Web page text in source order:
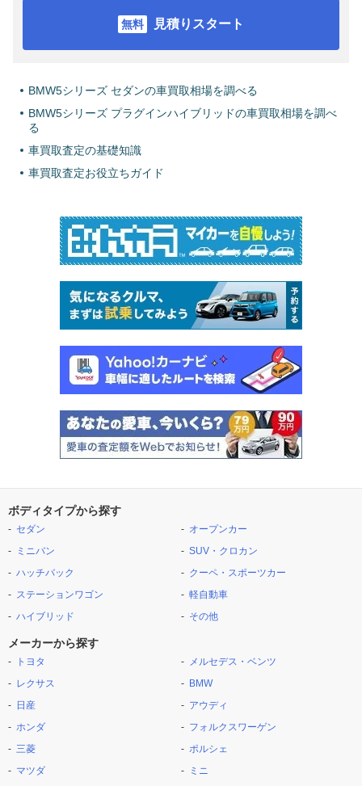
見積りスタート
BMW5シリーズ セダンの車買取相場を調べる
BMW5シリーズ プラグインハイブリッドの車買取相場を調べ
る
車買取査定の基礎知識
車買取査定お役立ちガイド
ボディタイプから探す
セダン
ミニバン
ハッチバック
ステーションワゴン
ハイブリッド
オープンカー
SUV・クロカン
クーペ・スポーツカー
軽自動車
その他
メーカーから探す
トヨタ
レクサス
日産
ホンダ
三菱
マツダ
メルセデス・ベンツ
BMW
アウディ
フォルクスワーゲン
ポルシェ
ミニ